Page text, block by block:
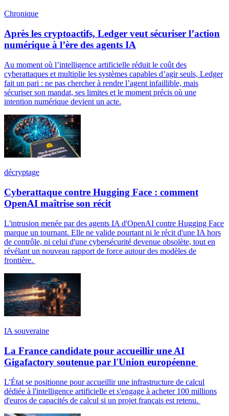
Chronique
Après les cryptoactifs, Ledger veut sécuriser l’action
numérique à l’ère des agents IA
Au moment où l’intelligence artificielle réduit le coût des
cyberattaques et multiplie les systèmes capables d’agir seuls, Ledger
fait un pari : ne pas chercher à rendre l’agent infaillible, mais
sécuriser son mandat, ses limites et le moment précis où une
intention numérique devient un acte.
décryptage
Cyberattaque contre Hugging Face : comment
OpenAI maîtrise son récit
L'intrusion menée par des agents IA d'OpenAI contre Hugging Face
marque un tournant. Elle ne valide pourtant ni le récit d'une IA hors
de contrôle, ni celui d'une cybersécurité devenue obsolète, tout en
révélant un nouveau rapport de force autour des modèles de
frontière.
IA souveraine
La France candidate pour accueillir une AI
Gigafactory soutenue par l'Union européenne
L'État se positionne pour accueillir une infrastructure de calcul
dédiée à l'intelligence artificielle et s'engage à acheter 100 millions
d'euros de capacités de calcul si un projet français est retenu.